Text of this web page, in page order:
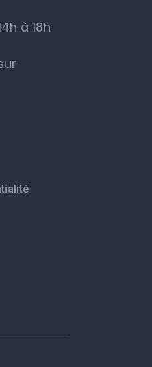
à 18h